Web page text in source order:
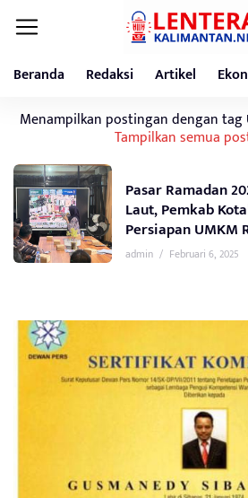
Beranda Redaksi Artikel
Menampilkan postingan dengan tag
Tampilkan semua
Pasar Ramadan
Laut, Pemkab
Persiapan UMKM
admin / Februari 6, 2025